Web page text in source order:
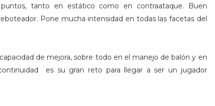
tanto en estático como en contraataque. Buen
Pone mucha intensidad en todas las facetas del
de mejora, sobre todo en el manejo de balón y en
es su gran reto para llegar a ser un jugador